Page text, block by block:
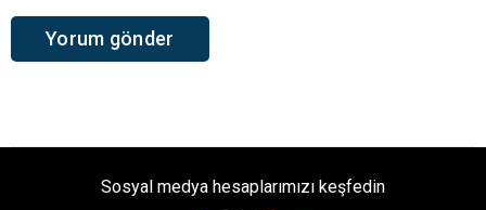
Sosyal medya hesaplarımızı keşfedin